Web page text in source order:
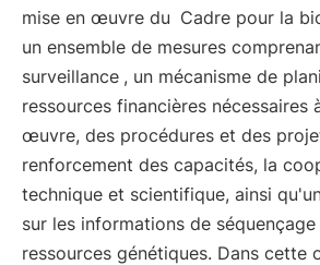
mise en œuvre du Cadre pour la
un ensemble de mesures
surveillance , un mécanisme de
ressources financières nécessaires
œuvre, des procédures et des
renforcement des capacités, la
technique et scientifique, ainsi
sur les informations de
ressources génétiques. Dans cette